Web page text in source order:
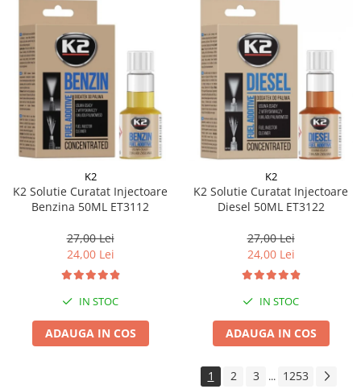
K2
K2 Solutie Curatat Injectoare
Benzina 50ML ET3112
27,00 Lei
24,00 Lei
IN STOC
ADAUGA IN COS
K2
K2 Solutie Curatat Injectoare
Diesel 50ML ET3122
27,00 Lei
24,00 Lei
IN STOC
ADAUGA IN COS
1 2 3 ... 1253